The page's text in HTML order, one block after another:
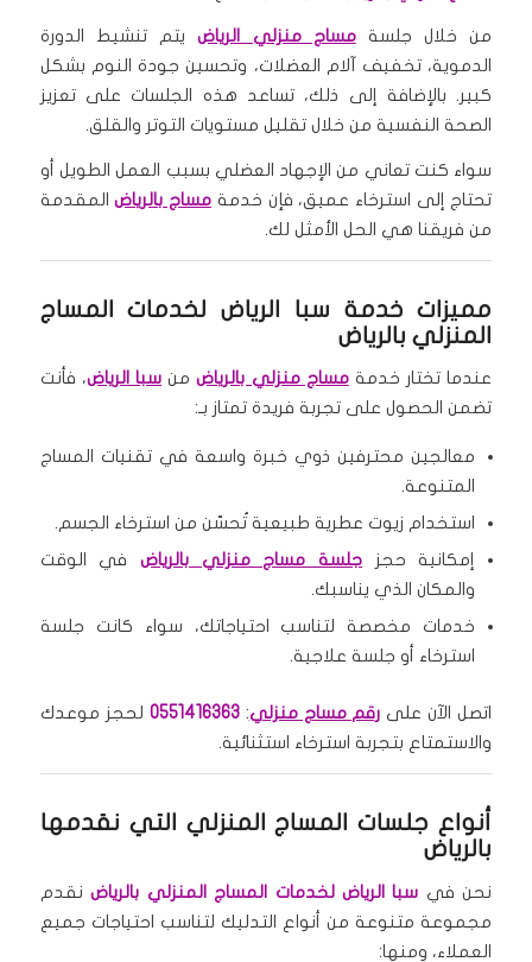
من خلال جلسةمساج منزلي الرياضيتم تنشيط الدورة
الدموية، تخفيف آلام العضلات، وتحسين جودة النوم بشكل
كبير. بالإضافة إلى ذلك، تساعد هذه الجلسات على تعزيز
الصحة النفسية من خلال تقليل مستويات التوتر والقلق.
سواء كنت تعاني من الإجهاد العضلي بسبب العمل الطويل أو
تحتاج إلى استرخاء عميق، فإن خدمة مساج بالرياضالمقدمة
من فريقنا هي الحل الأمثل لك.
مميزات خدمة سبا الرياض لخدمات المساج
المنزلي بالرياض
عندما تختار خدمةمساج منزلي بالرياضمن سبا الرياض، فأنت
تضمن الحصول على تجربة فريدة تمتاز بـ:
معالجين محترفين ذوي خبرة واسعة في تقنيات المساج
المتنوعة.
استخدام زيوت عطرية طبيعية تُحسّن من استرخاء الجسم.
إمكانية حجز جلسة مساج منزلي بالرياض في الوقت
والمكان الذي يناسبك.
خدمات مخصصة لتناسب احتياجاتك، سواء كانت جلسة
استرخاء أو جلسة علاجية.
اتصل الآن على رقم مساج منزلي:
0551416363 لحجز موعدك
والاستمتاع بتجربة استرخاء استثنائية.
أنواع جلسات المساج المنزلي التي نقدمها
بالرياض
نحن في سبا الرياض لخدمات المساج المنزلي بالرياضنقدم
مجموعة متنوعة من أنواع التدليك لتناسب احتياجات جميع
العملاء، ومنها: